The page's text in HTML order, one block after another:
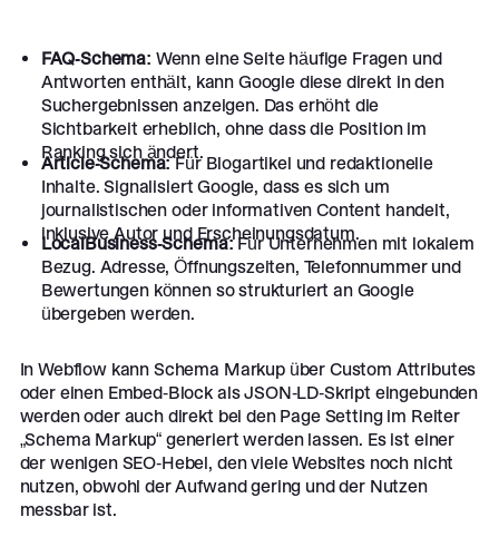
FAQ-Schema: Wenn eine Seite häufige Fragen und
Antworten enthält, kann Google diese direkt in den
Suchergebnissen anzeigen. Das erhöht die
Sichtbarkeit erheblich, ohne dass die Position im
Ranking sich ändert.
Article-Schema:Für Blogartikel und redaktionelle
Inhalte. Signalisiert Google, dass es sich um
journalistischen oder informativen Content handelt,
inklusive Autor und Erscheinungsdatum.
LocalBusiness-Schema:Für Unternehmen mit lokalem
Bezug. Adresse, Öffnungszeiten, Telefonnummer und
Bewertungen können so strukturiert an Google
übergeben werden.
In Webflow kann Schema Markup über Custom Attributes
oder einen Embed-Block als JSON-LD-Skript eingebunden
werden oder auch direkt bei den Page Setting im Reiter
„Schema Markup“ generiert werden lassen. Es ist einer
der wenigen SEO-Hebel, den viele Websites noch nicht
nutzen, obwohl der Aufwand gering und der Nutzen
messbar ist.